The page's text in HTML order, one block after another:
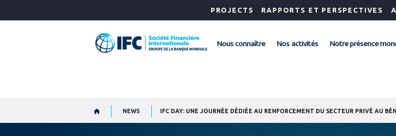
PROJECTS RAPPORTS ET PERSPECTIVES
Nous connaître Nos activités Notre présence
NEWS IFC DAY: UNE JOURNÉE DÉDIÉE AU RENFORCEMENT DU SECTEUR PRIVÉ AU